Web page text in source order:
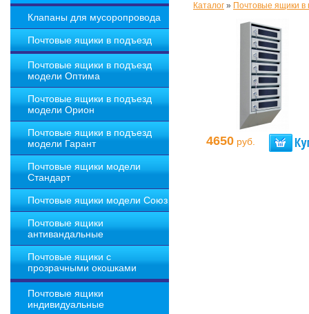
Клапаны для мусоропровода
Почтовые ящики в подъезд
Почтовые ящики в подъезд
модели Оптима
Почтовые ящики в подъезд
модели Орион
Почтовые ящики в подъезд
модели Гарант
Почтовые ящики модели
Стандарт
Почтовые ящики модели Союз
Почтовые ящики
антивандальные
Почтовые ящики с
прозрачными окошками
Почтовые ящики
индивидуальные
Каталог » Почтовые ящики в
4650 руб.